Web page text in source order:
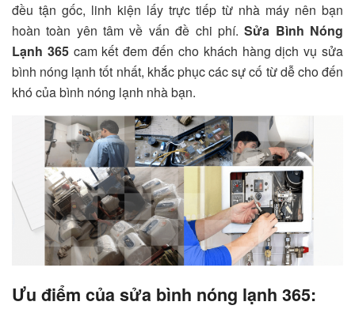
đều tận gốc, linh kiện lấy trực tiếp từ nhà máy nên bạn
hoàn toàn yên tâm về vấn đề chi phí.Sửa Bình Nóng
Lạnh 365cam kết đem đến cho khách hàng dịch vụ sửa
bình nóng lạnh tốt nhất, khắc phục các sự cố từ dễ cho đến
khó của bình nóng lạnh nhà bạn.
Ưu điểm của sửa bình nóng lạnh 365: